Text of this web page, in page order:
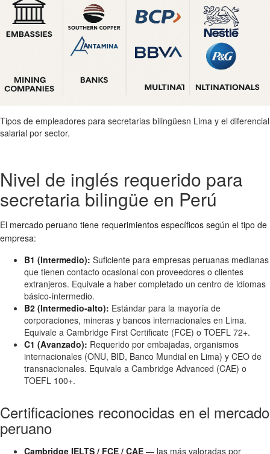
Tipos de empleadores para secretarias bilingüesn Lima y el diferencial
salarial por sector.
Nivel de inglés requerido para
secretaria bilingüe en Perú
El mercado peruano tiene requerimientos específicos según el tipo de
empresa:
B1 (Intermedio): Suficiente para empresas peruanas medianas
que tienen contacto ocasional con proveedores o clientes
extranjeros. Equivale a haber completado un centro de idiomas
básico-intermedio.
B2 (Intermedio-alto): Estándar para la mayoría de
corporaciones, mineras y bancos internacionales en Lima.
Equivale a Cambridge First Certificate (FCE) o TOEFL 72+.
C1 (Avanzado): Requerido por embajadas, organismos
internacionales (ONU, BID, Banco Mundial en Lima) y CEO de
transnacionales. Equivale a Cambridge Advanced (CAE) o
TOEFL 100+.
Certificaciones reconocidas en el mercado
peruano
Cambridge IELTS / FCE / CAE — las más valoradas por